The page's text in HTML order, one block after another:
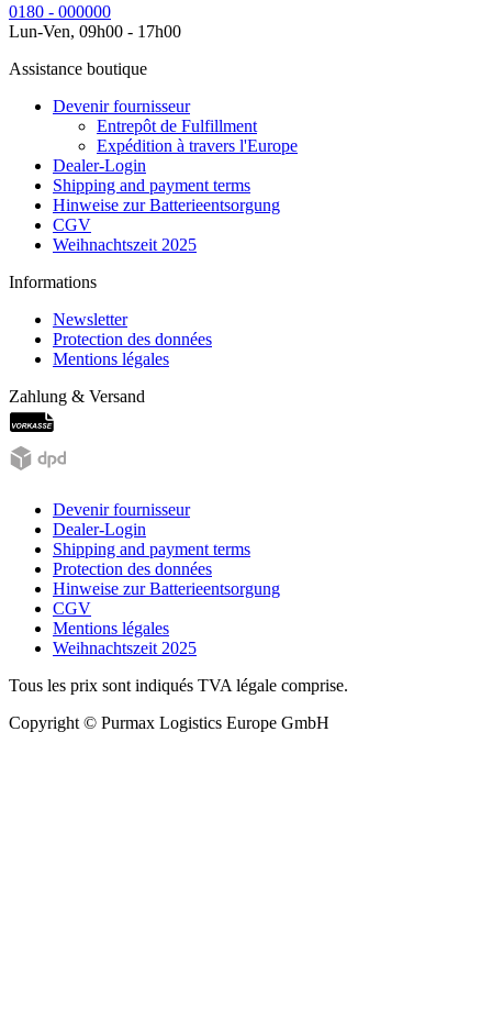
0180 - 000000
Lun-Ven, 09h00 - 17h00
Assistance boutique
Devenir fournisseur
Entrepôt de Fulfillment
Expédition à travers l'Europe
Dealer-Login
Shipping and payment terms
Hinweise zur Batterieentsorgung
CGV
Weihnachtszeit 2025
Informations
Newsletter
Protection des données
Mentions légales
Zahlung & Versand
Devenir fournisseur
Dealer-Login
Shipping and payment terms
Protection des données
Hinweise zur Batterieentsorgung
CGV
Mentions légales
Weihnachtszeit 2025
Tous les prix sont indiqués TVA légale comprise.
Copyright © Purmax Logistics Europe GmbH